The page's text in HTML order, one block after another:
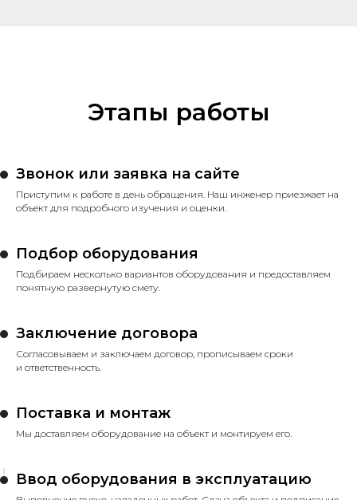
Этапы работы
Звонок или заявка на сайте
Приступим к работе в день обращения. Наш инженер приезжает на
объект для подробного изучения и оценки.
Подбор оборудования
Подбираем несколько вариантов оборудования и предоставляем
понятную развернутую смету.
Заключение договора
Согласовываем и заключаем договор, прописываем сроки
и ответственность.
Поставка и монтаж
Мы доставляем оборудование на объект и монтируем его.
Ввод оборудования в эксплуатацию